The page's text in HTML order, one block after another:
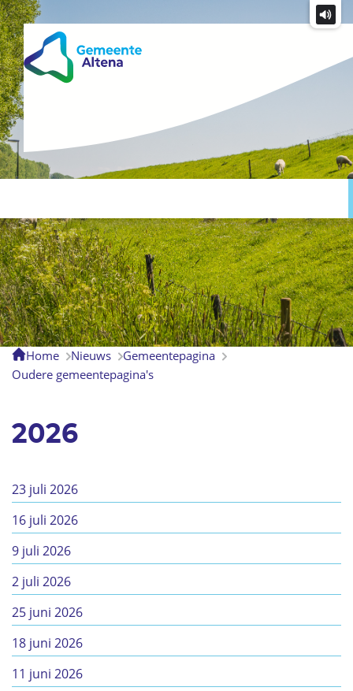
Home Nieuws
Gemeentepagina
Oudere gemeentepagina's
2026
23 juli 2026
16 juli 2026
9 juli 2026
2 juli 2026
25 juni 2026
18 juni 2026
11 juni 2026